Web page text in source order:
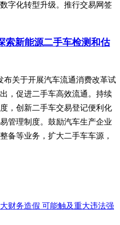
字化转型升级。推行交易网签
索新能源二手车检测和估
布关于开展汽车流通消费改革试
，促进二手车高效流通。持续
，创新二手车交易登记便利化
管理制度。鼓励汽车生产企业
备等业务，扩大二手车车源，
财务造假 可能触及重大违法强